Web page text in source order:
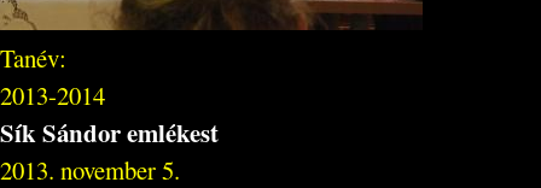
Tanév:
2013-2014
Sík Sándor emlékest
2013. november 5.